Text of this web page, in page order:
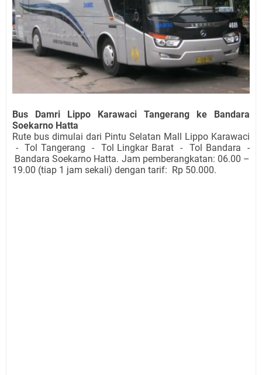
Bus Damri Lippo Karawaci Tangerang ke Bandara
Soekarno Hatta
Rute bus dimulai dari Pintu Selatan Mall Lippo Karawaci
- Tol Tangerang - Tol Lingkar Barat - Tol Bandara -
Bandara Soekarno Hatta. Jam pemberangkatan: 06.00 –
19.00 (tiap 1 jam sekali) dengan tarif: Rp 50.000.